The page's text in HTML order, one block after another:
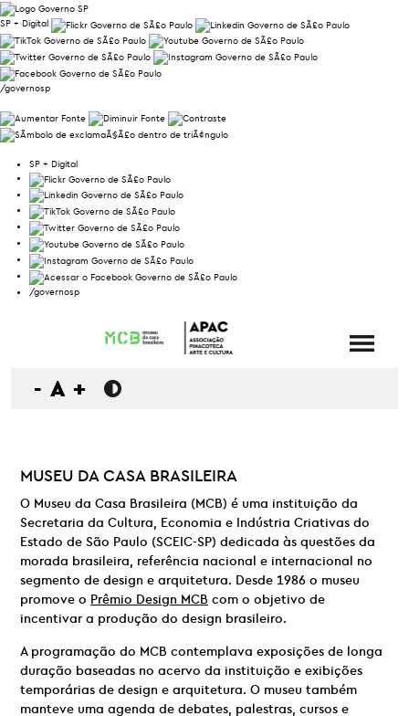
SP + Digital
/governosp
SP + Digital
/governosp
- A +
MUSEU DA CASA BRASILEIRA
O Museu da Casa Brasileira (MCB) é uma instituição da
Secretaria da Cultura, Economia e Indústria Criativas do
Estado de São Paulo (SCEIC-SP) dedicada às questões da
morada brasileira, referência nacional e internacional no
segmento de design e arquitetura. Desde 1986 o museu
promove o Prêmio Design MCB com o objetivo de
incentivar a produção do design brasileiro.
A programação do MCB contemplava exposições de longa
duração baseadas no acervo da instituição e exibições
temporárias de design e arquitetura. O museu também
manteve uma agenda de debates, palestras, cursos e